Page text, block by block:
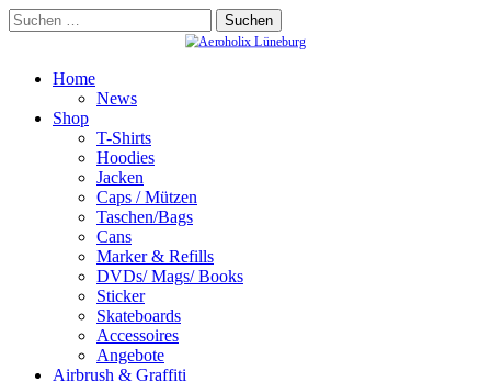
Skip
to
Suchen
nach:
Home
News
Shop
T-Shirts
Hoodies
Jacken
Caps / Mützen
Taschen/Bags
Cans
Marker & Refills
DVDs/ Mags/ Books
Sticker
Skateboards
Accessoires
Angebote
Airbrush & Graffiti